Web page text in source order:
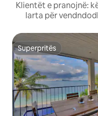
Klientët e pranojnë:
larta për
Superpritës
Superpritës